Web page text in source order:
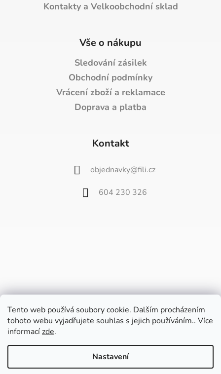
Tento web používá soubory cookie. Dalším procházením
tohoto webu vyjadřujete souhlas s jejich používáním.. Více
informacízde.
Nastavení
Vážení zákazníci,
od 27. července do 9. srpna bude náš
velkoobchod zavřený z důvodu dovolené.
Kontakty a Velkoobchodní sklad
Vše o nákupu
Sledování zásilek
Obchodní podmínky
Vrácení zboží a reklamace
Doprava a platba
Kontakt
objednavky@fili.cz
604 230 326